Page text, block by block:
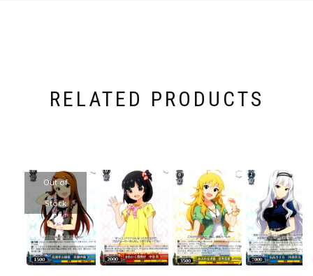
RELATED PRODUCTS
Out of
Stock